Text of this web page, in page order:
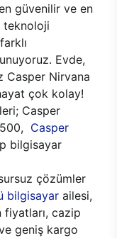
güvenilir ve en
teknoloji
Evde,
Casper Nirvana
çok kolay!
Casper
Casper
bilgisayar
çözümler
bilgisayar ailesi,
cazip
geniş kargo